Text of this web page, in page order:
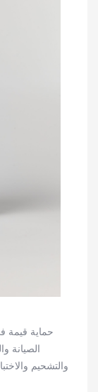
الصيانة
والتشحيم